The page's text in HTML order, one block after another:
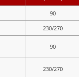
90
230/270
90
230/270